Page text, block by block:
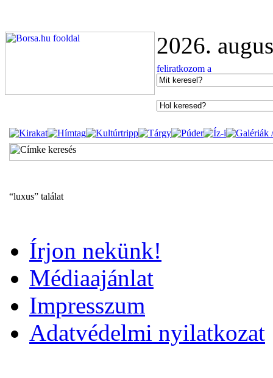
2026.
“luxus” találat
Írjon nekünk!
Médiaajánlat
Impresszum
Adatvédelmi nyilatkozat